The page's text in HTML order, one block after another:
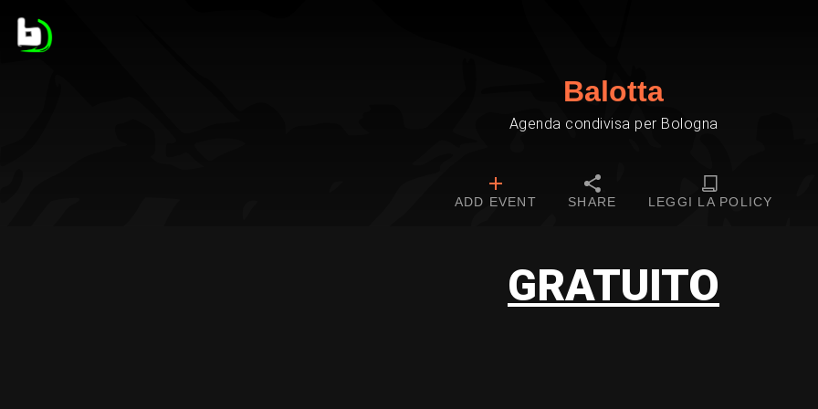
Balotta
Agenda condivisa per Bologna
ADD EVENT SHARE LEGGI LA POLICY
GRATUITO